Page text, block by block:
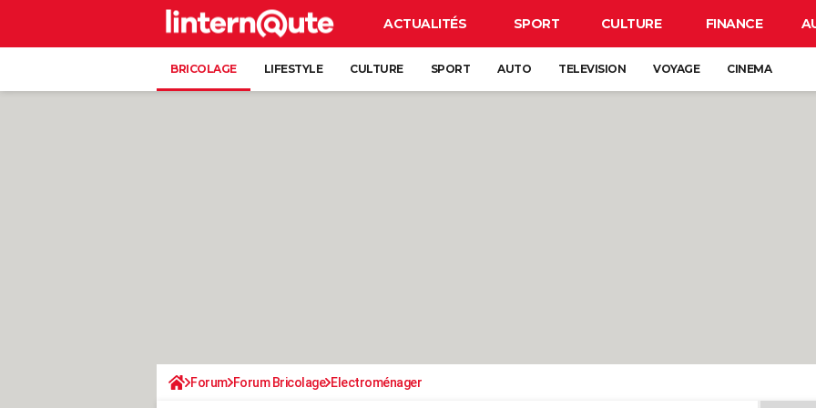
ACTUALITÉS SPORT CULTURE FINANCE
BRICOLAGE LIFESTYLE CULTURE SPORT AUTO TELEVISION VOYAGE CINEMA
Forum Forum Bricolage Electroménager